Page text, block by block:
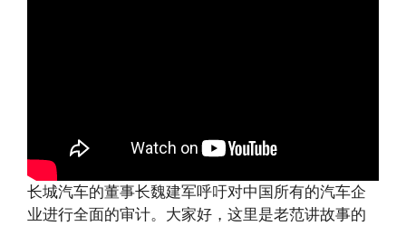
长城汽车的董事长魏建军呼吁对中国所有的汽车企
业进行全面的审计。大家好，这里是老范讲故事的